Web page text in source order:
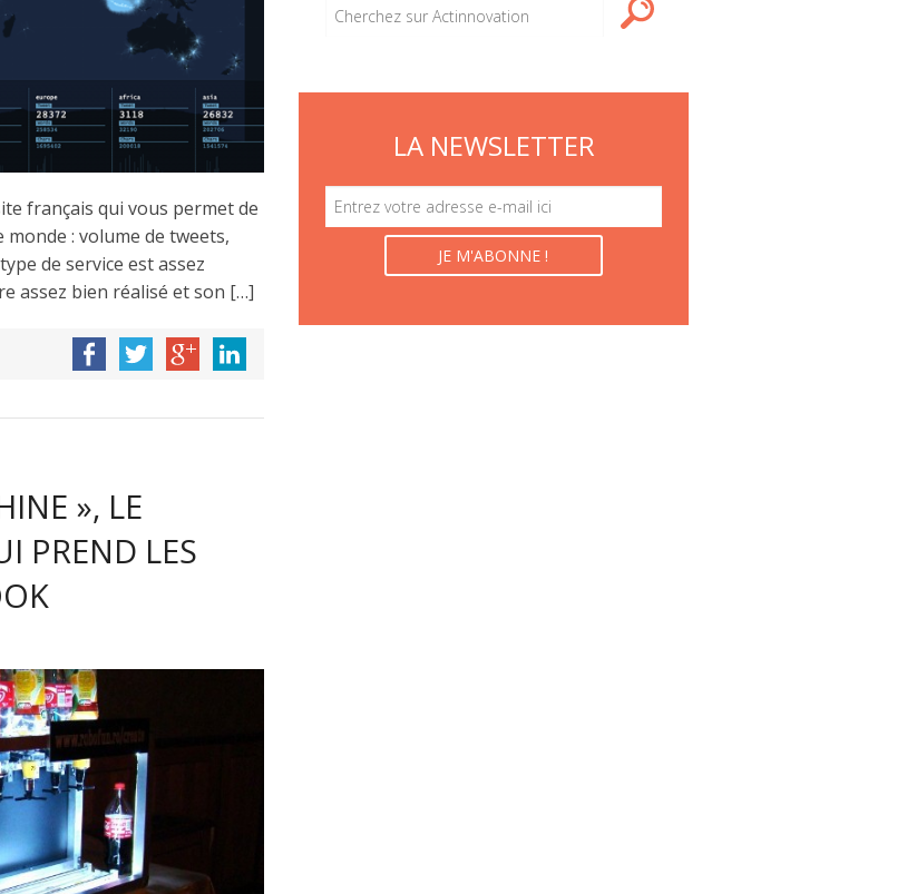
français qui vous permet de
: volume de tweets,
de service est assez
assez bien réalisé et son […]
», LE
PREND LES
LA NEWSLETTER